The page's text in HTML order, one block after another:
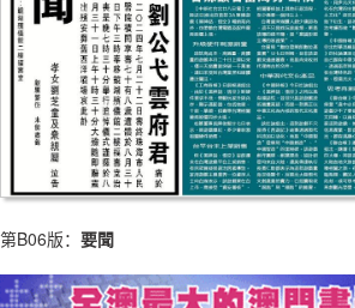
第B06版： 要聞